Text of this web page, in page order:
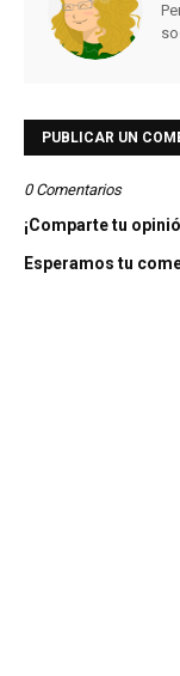
PUBLICAR UN
0 Comentarios
¡Comparte tu
Esperamos tu